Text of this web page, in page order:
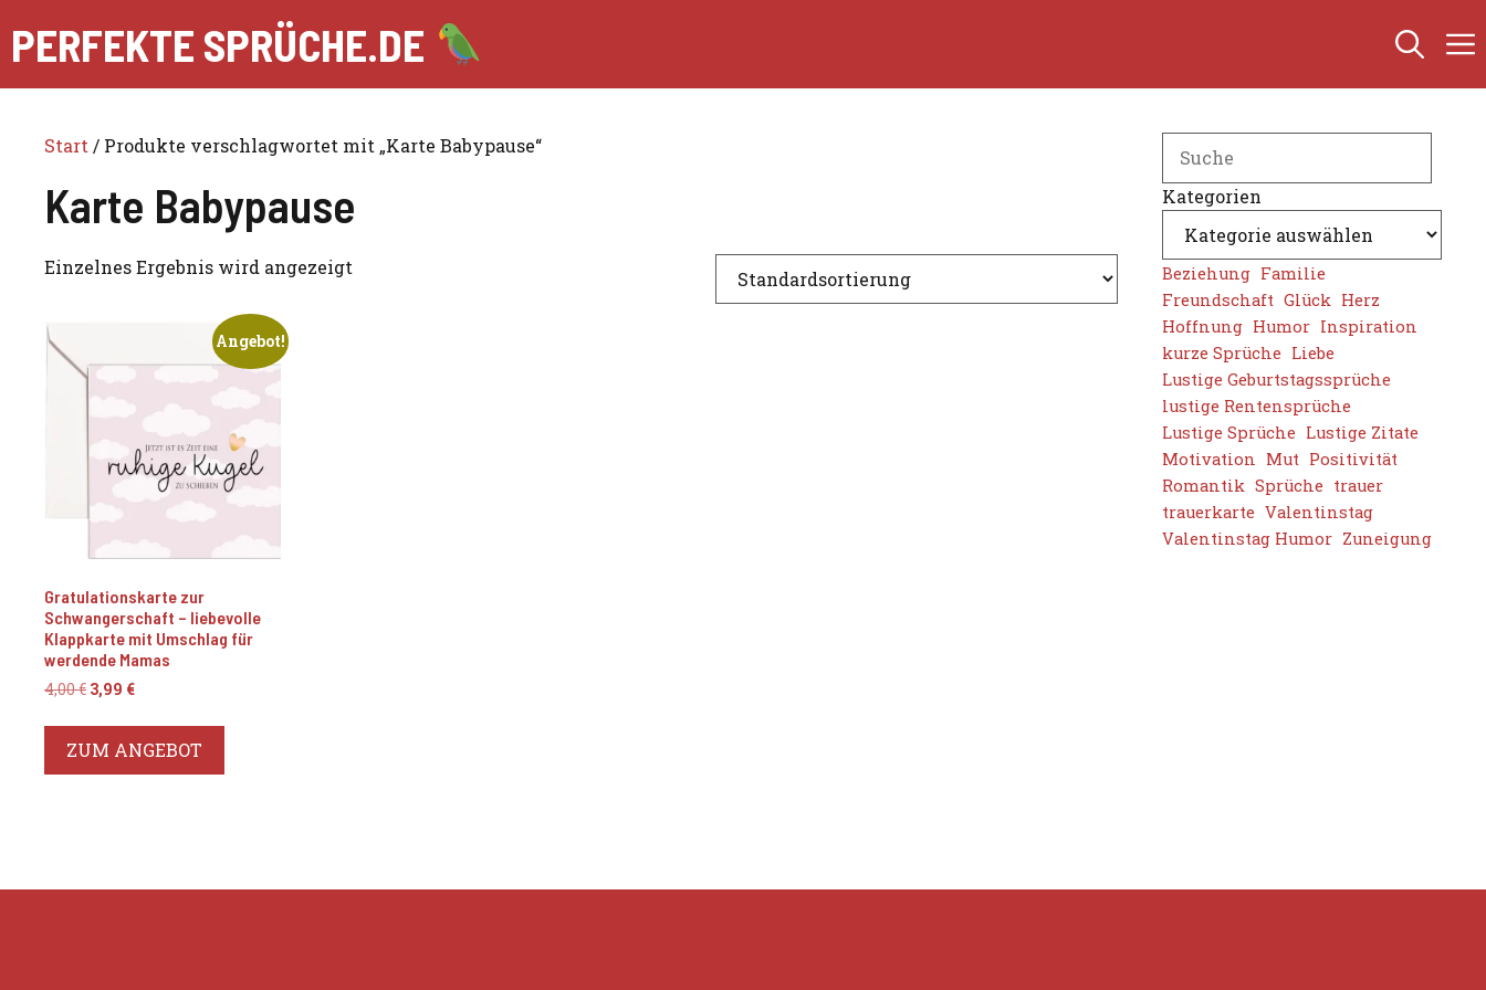
Inhalt
springen
PERFEKTE SPRÜCHE.DE
Start / Produkte verschlagwortet mit „Karte Babypause“
Karte Babypause
Einzelnes Ergebnis wird angezeigt
Angebot!
Gratulationskarte zur
Schwangerschaft – liebevolle
Klappkarte mit Umschlag für
werdende Mamas
4,00€ Ursprünglicher
war:
4,00 €
3,99 €Aktueller
ist:
3,99 €.
ZUM ANGEBOT
Kategorien
Beziehung Familie
Freundschaft Glück Herz
Hoffnung Humor Inspiration
kurze Sprüche Liebe
Lustige Geburtstagssprüche
lustige Rentensprüche
Lustige Sprüche Lustige Zitate
Motivation Mut Positivität
Romantik Sprüche trauer
trauerkarte Valentinstag
Valentinstag Humor Zuneigung